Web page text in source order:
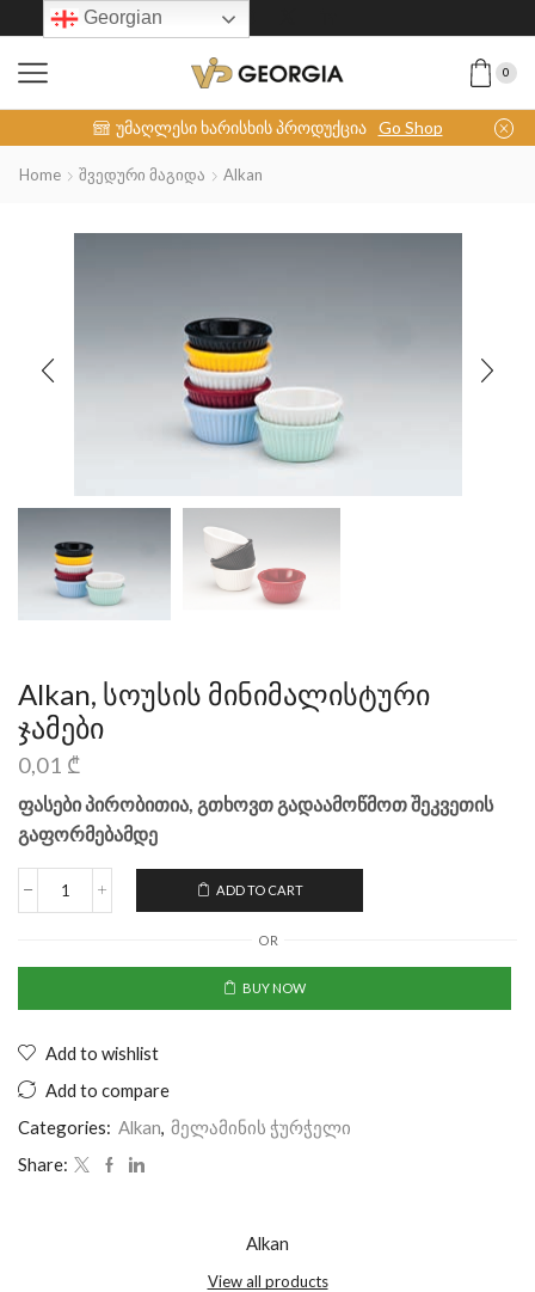
0
უმაღლესი ხარისხის პროდუქცია Go Shop
Home Შვედური Მაგიდა Alkan
Alkan, სოუსის მინიმალისტური
ჯამები
0,01 ₾
ფასები პირობითია, გთხოვთ გადაამოწმოთ შეკვეთის
გაფორმებამდე
ADD TO CART
OR
BUY NOW
Add to wishlist
Add to compare
Categories: Alkan მელამინის ჭურჭელი
Share:
Alkan
View all products
Georgian